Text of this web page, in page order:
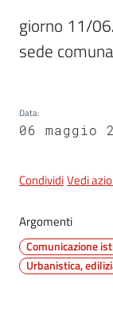
on-
line
gli
argomenti
giorno 11/
sede
Data:
06 maggio
CondividiVedi
Argomenti
Comunicazione
Urbanistica,